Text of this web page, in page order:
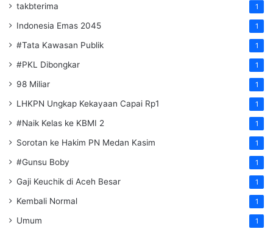
takbterima 1
Indonesia Emas 2045 1
#Tata Kawasan Publik 1
#PKL Dibongkar 1
98 Miliar 1
LHKPN Ungkap Kekayaan Capai Rp1 1
#Naik Kelas ke KBMI 2 1
Sorotan ke Hakim PN Medan Kasim 1
#Gunsu Boby 1
Gaji Keuchik di Aceh Besar 1
Kembali Normal 1
Umum 1